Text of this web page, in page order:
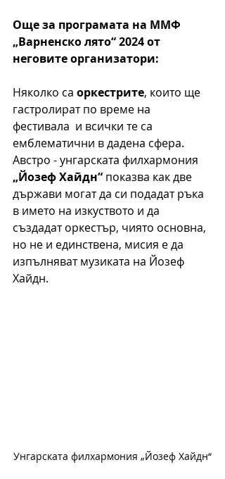
Още за програмата на ММФ
„Варненско лято“ 2024 от
неговите организатори:
Няколко са оркестрите, които ще
гастролират по време на
фестивала  и всички те са
емблематични в дадена сфера.
Австро - унгарската филхармония
„Йозеф Хайдн“ показва как две
държави могат да си подадат ръка
в името на изкуството и да
създадат оркестър, чиято основна,
но не и единствена, мисия е да
изпълняват музиката на Йозеф
Хайдн.
Унгарската филхармония „Йозеф Хайдн“